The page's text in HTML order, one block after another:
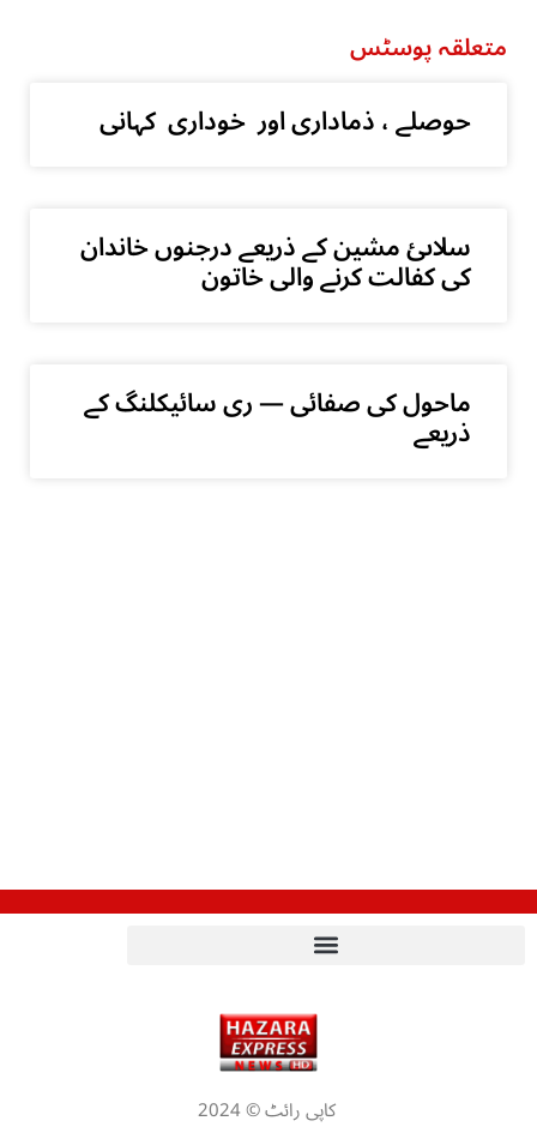
متعلقہ پوسٹس
حوصلے ، ذماداری اور خوداری کہانی
سلاںئ مشین کے ذریعے درجنوں خاندان
کی کفالت کرنے والی خاتون
ماحول کی صفائی — ری سائیکلنگ کے
ذریعے
کاپی رائٹ © 2024